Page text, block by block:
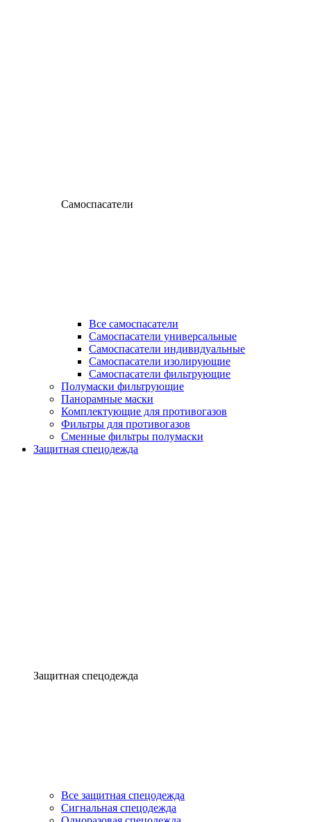
Самоспасатели
Все самоспасатели
Самоспасатели универсальные
Самоспасатели индивидуальные
Самоспасатели изолирующие
Самоспасатели фильтрующие
Полумаски фильтрующие
Панорамные маски
Комплектующие для противогазов
Фильтры для противогазов
Сменные фильтры полумаски
Защитная спецодежда
Защитная спецодежда
Все защитная спецодежда
Сигнальная спецодежда